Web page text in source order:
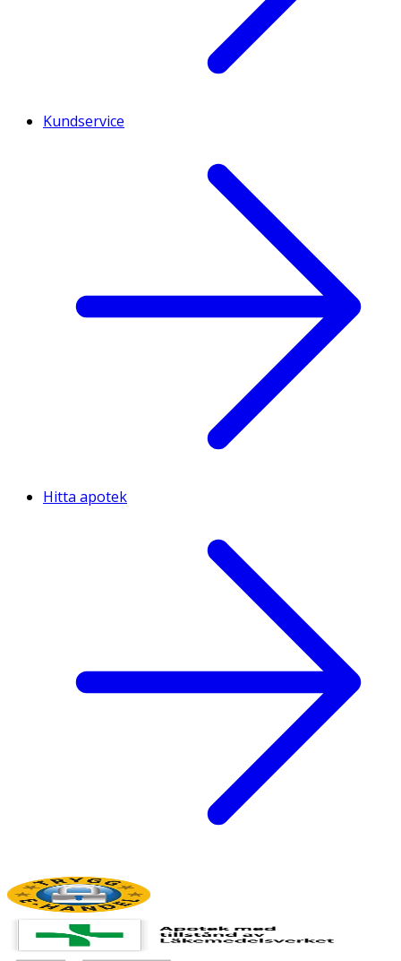
Kundservice
Hitta apotek